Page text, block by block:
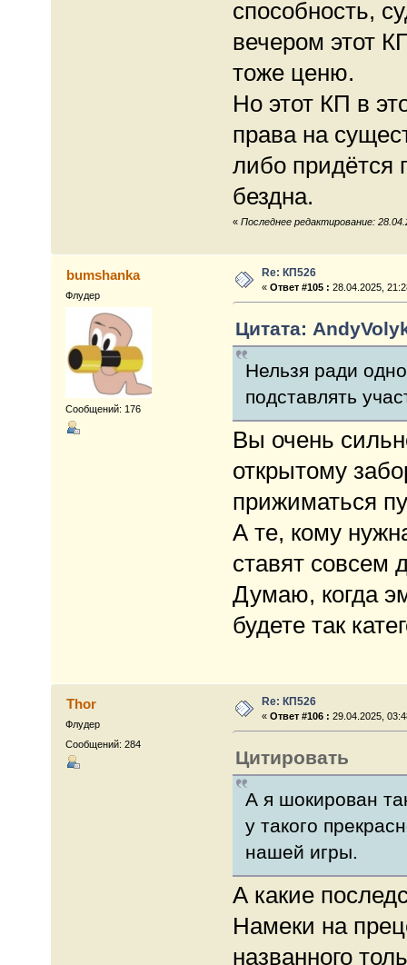
способность,
вечером этот
тоже ценю.
Но этот КП в
права на
либо придётся
бездна.
« Последнее редактирование:
bumshanka
Флудер
Сообщений: 176
Re: КП526
«Ответ #105 : 28.04.2025,
Цитата:
Нельзя ради
подставлять
Вы очень
открытому
прижиматься
А те, кому
ставят совсем
Думаю, когда
будете так
Thor
Флудер
Сообщений: 284
Re: КП526
«Ответ #106 : 29.04.2025,
Цитировать
А я шокирован
у такого
нашей игры.
А какие
Намеки на
названного